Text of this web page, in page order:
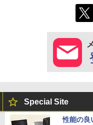
Special Site
性能の良